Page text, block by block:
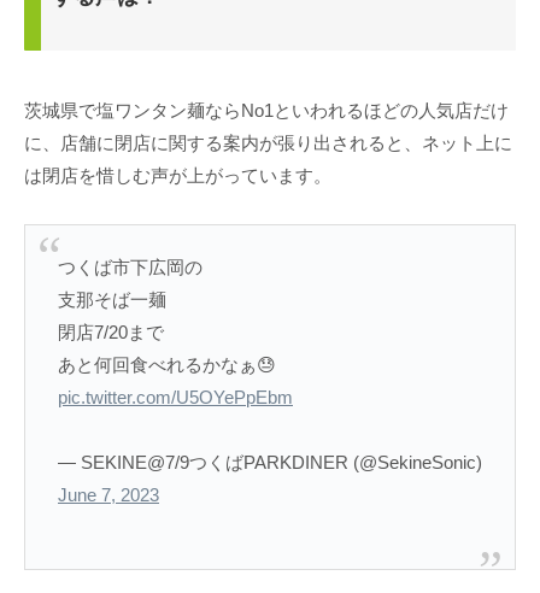
茨城県で塩ワンタン麺ならNo1といわれるほどの人気店だけ
に、店舗に閉店に関する案内が張り出されると、ネット上に
は閉店を惜しむ声が上がっています。
つくば市下広岡の
支那そば一麺
閉店7/20まで
あと何回食べれるかなぁ😓
pic.twitter.com/U5OYePpEbm
— SEKINE@7/9つくばPARKDINER (@SekineSonic)
June 7, 2023